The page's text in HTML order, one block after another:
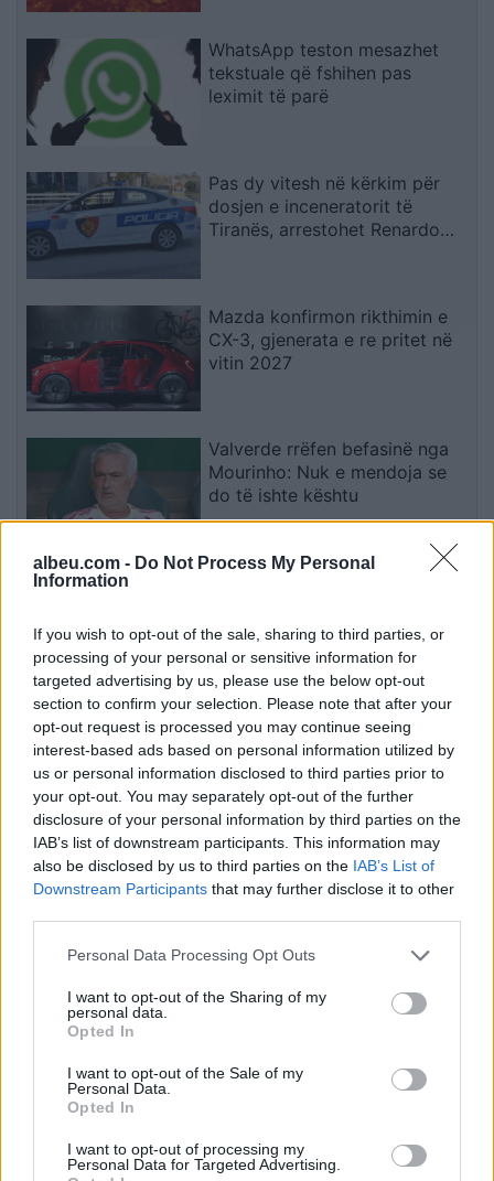
albeu.com - Do Not Process My Personal
Information
If you wish to opt-out of the sale, sharing to third parties, or
processing of your personal or sensitive information for
targeted advertising by us, please use the below opt-out
section to confirm your selection. Please note that after your
opt-out request is processed you may continue seeing
interest-based ads based on personal information utilized by
us or personal information disclosed to third parties prior to
your opt-out. You may separately opt-out of the further
disclosure of your personal information by third parties on the
IAB’s list of downstream participants. This information may
also be disclosed by us to third parties on the IAB’s List of
Downstream Participants that may further disclose it to other
Personal Data Processing Opt Outs
I want to opt-out of the Sharing of my
personal data.
Opted In
I want to opt-out of the Sale of my
Personal Data.
Opted In
I want to opt-out of processing my
Personal Data for Targeted Advertising.
WhatsApp teston mesazhet
tekstuale që fshihen pas
leximit të parë
Pas dy vitesh në kërkim për
dosjen e inceneratorit të
Tiranës, arrestohet Renardo
Mazda konfirmon rikthimin e
CX-3, gjenerata e re pritet në
vitin 2027
Valverde rrëfen befasinë nga
Mourinho: Nuk e mendoja se
do të ishte kështu
dhe flakët u përhapën drejt
malit
Esim for Global
Esim for USA| Esim for Italy| Esim for Spain|Esim
for Turkey|Esim for Germany|Esim for Greece|